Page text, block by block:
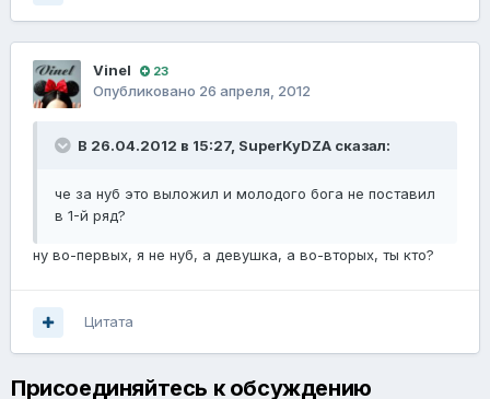
Vinel 23
Опубликовано 26 апреля, 2012
В 26.04.2012 в 15:27, SuperKyDZA сказал:
че за нуб это выложил и молодого бога не поставил
в 1-й ряд?
ну во-первых, я не нуб, а девушка, а во-вторых, ты кто?
Цитата
Присоединяйтесь к обсуждению